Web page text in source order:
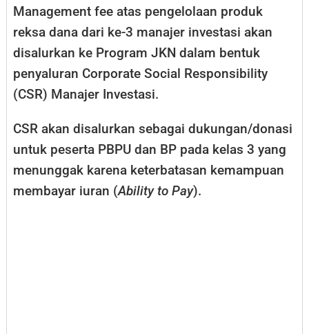
Management fee atas pengelolaan produk
reksa dana dari ke-3 manajer investasi akan
disalurkan ke Program JKN dalam bentuk
penyaluran Corporate Social Responsibility
(CSR) Manajer Investasi.
CSR akan disalurkan sebagai dukungan/donasi
untuk peserta PBPU dan BP pada kelas 3 yang
menunggak karena keterbatasan kemampuan
membayar iuran (Ability to Pay).